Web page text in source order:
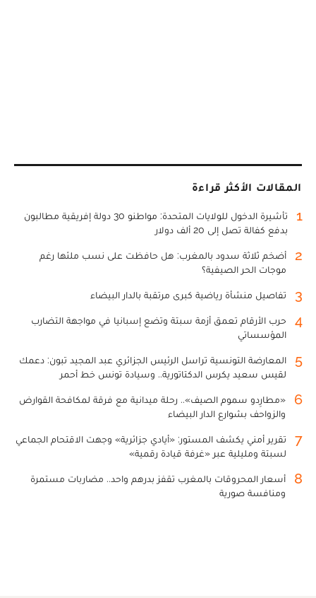
المقالات الأكثر قراءة
1
تأشيرة الدخول للولايات المتحدة: مواطنو 30 دولة إفريقية مطالبون
بدفع كفالة تصل إلى 20 ألف دولار
2
أضخم ثلاثة سدود بالمغرب: هل حافظت على نسب ملئها رغم
موجات الحر الصيفية؟
3 تفاصيل منشأة رياضية كبرى مرتقبة بالدار البيضاء
4
حرب الأرقام تعمق أزمة سبتة وتضع إسبانيا في مواجهة التضارب
المؤسساتي
5
المعارضة التونسية تراسل الرئيس الجزائري عبد المجيد تبون: دعمك
لقيس سعيد يكرس الدكتاتورية.. وسيادة تونس خط أحمر
6
«مطارِدو سموم الصيف».. رحلة ميدانية مع فرقة لمكافحة القوارض
والزواحف بشوارع الدار البيضاء
7
تقرير أمني يكشف المستور: «أيادي جزائرية» وجهت الاقتحام الجماعي
لسبتة ومليلية عبر «غرفة قيادة رقمية»
8
أسعار المحروقات بالمغرب تقفز بدرهم واحد.. مضاربات مستمرة
ومنافسة صورية